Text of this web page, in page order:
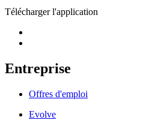
Télécharger l'application
Entreprise
Offres d'emploi
Evolve